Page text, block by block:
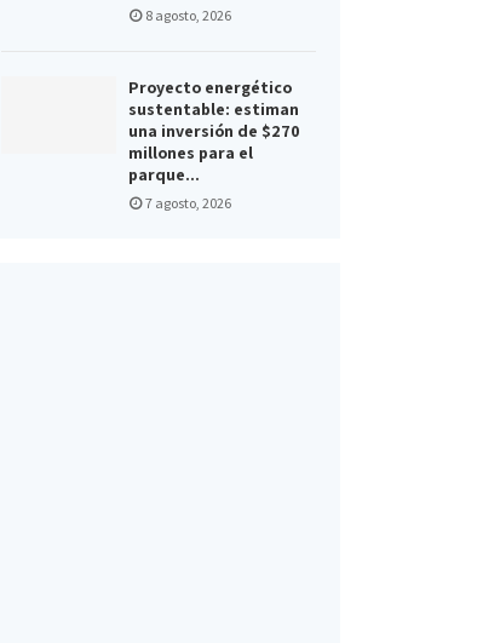
8 agosto, 2026
Proyecto energético
sustentable: estiman
una inversión de $270
millones para el
parque...
7 agosto, 2026